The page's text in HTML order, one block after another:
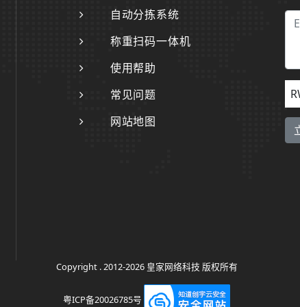
自动分拣系统
称重扫码一体机
使用帮助
常见问题
网站地图
Copyright . 2012-2026 皇家网络科技 版权所有
粤ICP备20026785号